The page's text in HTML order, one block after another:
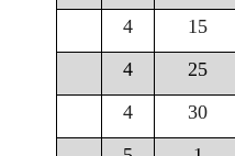
4
15
4
25
4
30